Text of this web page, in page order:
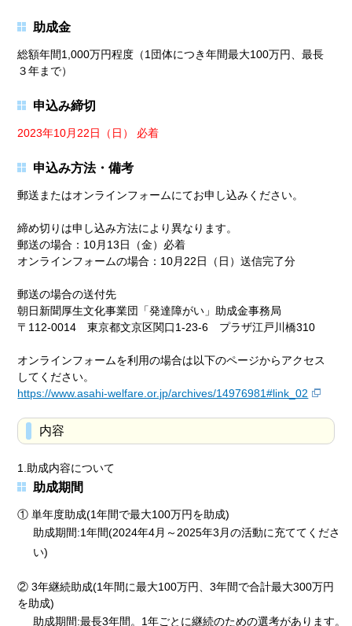
助成金
総額年間1,000万円程度（1団体につき年間最大100万円、最長
３年まで）
申込み締切
2023年10月22日（日） 必着
申込み方法・備考
郵送またはオンラインフォームにてお申し込みください。
締め切りは申し込み方法により異なります。
郵送の場合：10月13日（金）必着
オンラインフォームの場合：10月22日（日）送信完了分
郵送の場合の送付先
朝日新聞厚生文化事業団「発達障がい」助成金事務局
〒112-0014 東京都文京区関口1-23-6 プラザ江戸川橋310
オンラインフォームを利用の場合は以下のページからアクセス
してください。
https://www.asahi-welfare.or.jp/archives/14976981#link_02
内容
1.助成内容について
助成期間
① 単年度助成(1年間で最大100万円を助成)
助成期間:1年間(2024年4月～2025年3月の活動に充ててくださ
い)
② 3年継続助成(1年間に最大100万円、3年間で合計最大300万円
を助成)
助成期間:最長3年間。1年ごとに継続のための選考があります。